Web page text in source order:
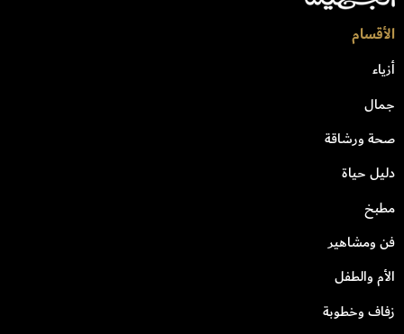
الأقسام
أزياء
جمال
صحة ورشاقة
دليل حياة
مطبخ
فن ومشاهير
الأم والطفل
زفاف وخطوبة